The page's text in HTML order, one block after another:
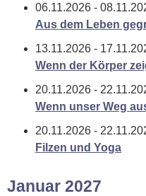
06.11.2026 -
Aus dem Leben
13.11.2026 -
Wenn der Körper
20.11.2026 -
Wenn unser Weg
20.11.2026 -
Filzen und Yoga
Januar 2027